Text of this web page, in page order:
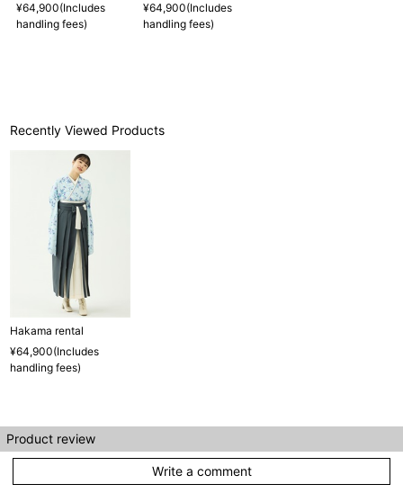
¥64,900(Includes
handling fees)
¥64,900(Includes
handling fees)
Recently Viewed Products
Hakama rental
¥64,900(Includes
handling fees)
Product review
Write a comment